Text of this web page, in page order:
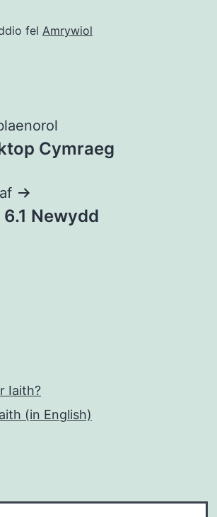
fel Amrywiol
Cymraeg
Newydd
Iaith?
(in English)